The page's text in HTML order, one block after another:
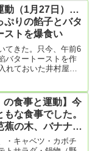
直1万歩歩くのに疲
散歩を減らしてこれ
てい...
動（1月27日）…
ぷりの餡子とバタ
ストを爆食い
てきた。只今、午前6
バタートーストを作
れておいた井村屋の
分厚く乗せ、そこに
よね。それがもう頭
いうわけ。肩の痛み
の食事と運動】今
もな食事でした。
蕉の木、バナナの
・キャベツ・カボチ